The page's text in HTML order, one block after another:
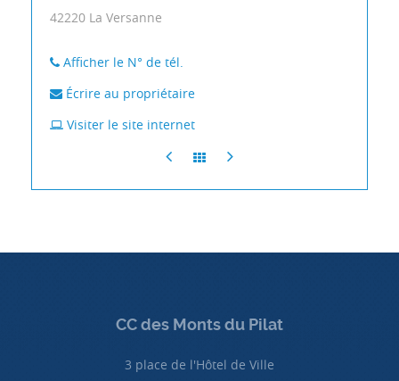
42220 La Versanne
Afficher le N° de tél.
Écrire au propriétaire
Visiter le site internet
CC des Monts du Pilat
3 place de l'Hôtel de Ville